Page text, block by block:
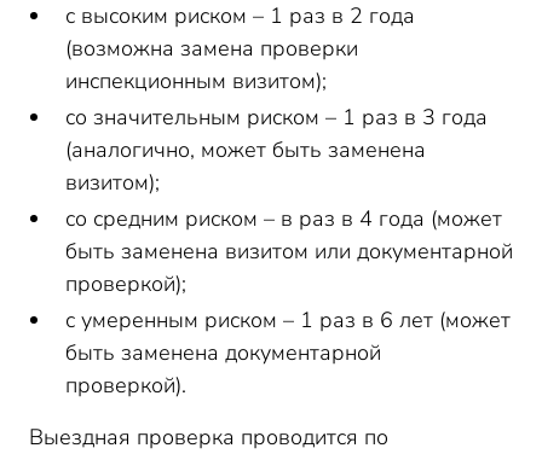
с высоким риском – 1 раз в 2 года
(возможна замена проверки
инспекционным визитом);
со значительным риском – 1 раз в 3 года
(аналогично, может быть заменена
визитом);
со средним риском – в раз в 4 года (может
быть заменена визитом или документарной
проверкой);
с умеренным риском – 1 раз в 6 лет (может
быть заменена документарной
проверкой).
Выездная проверка проводится по